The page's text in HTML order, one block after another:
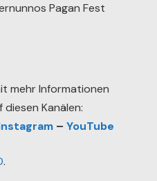
Pagan Fest
mehr Informationen
Kanälen:
– YouTube
.